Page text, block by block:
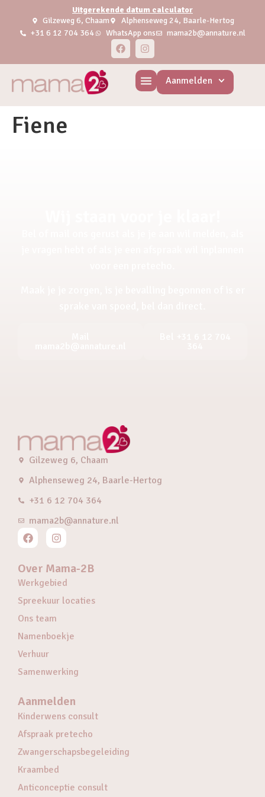
Uitgerekende datum calculator
Gilzeweg 6, Chaam
Alphenseweg 24, Baarle-Hertog
+31 6 12 704 364
WhatsApp ons mama2b@annature.nl
Aanmelden
Fiene
Gilzeweg 6, Chaam
Alphenseweg 24, Baarle-Hertog
+31 6 12 704 364
mama2b@annature.nl
Over Mama-2B
Werkgebied
Spreekuur locaties
Ons team
Namenboekje
Verhuur
Samenwerking
Aanmelden
Kinderwens consult
Afspraak pretecho
Zwangerschapsbegeleiding
Kraambed
Anticonceptie consult